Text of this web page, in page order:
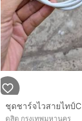
ดุสิต กรุงเทพมหานคร